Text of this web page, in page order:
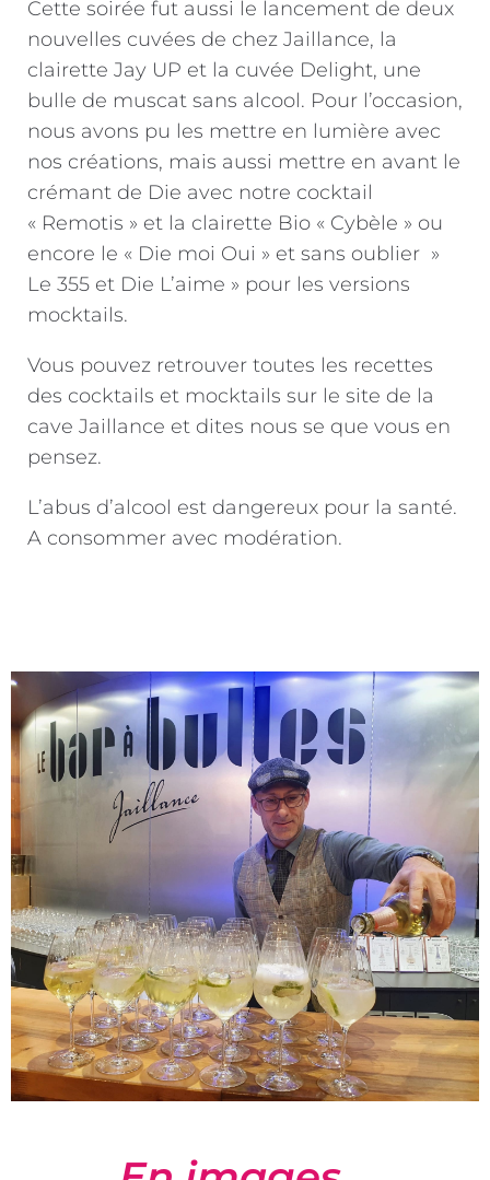
Cette soirée fut aussi le lancement de deux
nouvelles cuvées de chez Jaillance, la
clairette Jay UP et la cuvée Delight, une
bulle de muscat sans alcool. Pour l’occasion,
nous avons pu les mettre en lumière avec
nos créations, mais aussi mettre en avant le
crémant de Die avec notre cocktail
« Remotis » et la clairette Bio « Cybèle » ou
encore le « Die moi Oui » et sans oublier »
Le 355 et Die L’aime » pour les versions
mocktails.
Vous pouvez retrouver toutes les recettes
des cocktails et mocktails sur le site de la
cave Jaillance et dites nous se que vous en
pensez.
L’abus d’alcool est dangereux pour la santé.
A consommer avec modération.